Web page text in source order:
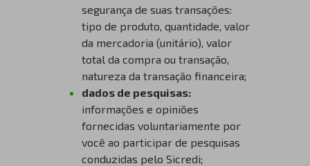
segurança de suas transações:
tipo de produto, quantidade, valor
da mercadoria (unitário), valor
total da compra ou transação,
natureza da transação financeira;
dados de pesquisas:
informações e opiniões
fornecidas voluntariamente por
você ao participar de pesquisas
conduzidas pelo Sicredi;